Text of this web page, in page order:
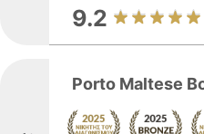
9.2
Porto Maltese